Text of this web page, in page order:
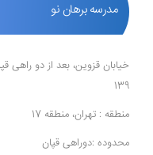
مدرسه برهان نو
خیابان قزوین، بعد از دو راهی
139
منطقه : تهران، منطقه 17
محدوده :دوراهی قپان